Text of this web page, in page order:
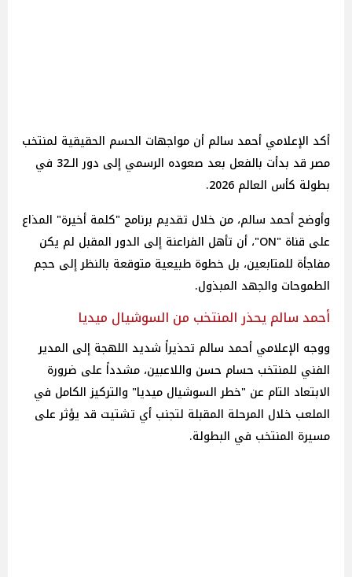
أكد الإعلامي أحمد سالم أن مواجهات الحسم الحقيقية لمنتخب
مصر قد بدأت بالفعل بعد صعوده الرسمي إلى دور الـ32 في
بطولة كأس العالم 2026.
وأوضح أحمد سالم، من خلال تقديم برنامج "كلمة أخيرة" المذاع
على قناة "ON"، أن تأهل الفراعنة إلى الدور المقبل لم يكن
مفاجأة للمتابعين، بل خطوة طبيعية متوقعة بالنظر إلى حجم
الطموحات والجهد المبذول.
أحمد سالم يحذر المنتخب من السوشيال ميديا
ووجه الإعلامي أحمد سالم تحذيراً شديد اللهجة إلى المدير
الفني للمنتخب حسام حسن واللاعبين، مشدداً على ضرورة
الابتعاد التام عن "خطر السوشيال ميديا" والتركيز الكامل في
الملعب خلال المرحلة المقبلة لتجنب أي تشتيت قد يؤثر على
مسيرة المنتخب في البطولة.